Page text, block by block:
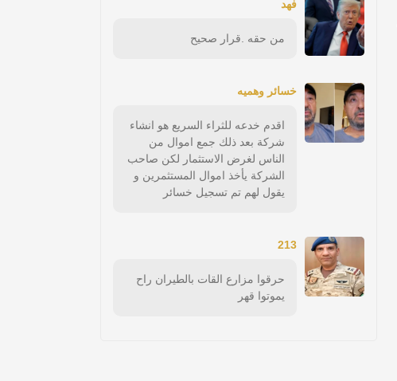
فهد
من حقه .قرار صحيح
خسائر وهميه
اقدم خدعه للثراء السريع هو انشاء
شركة بعد ذلك جمع اموال من
الناس لغرض الاستثمار لكن صاحب
الشركة يأخذ اموال المستثمرين و
يقول لهم تم تسجيل خسائر
213
حرقوا مزارع القات بالطيران راح
يموتوا قهر